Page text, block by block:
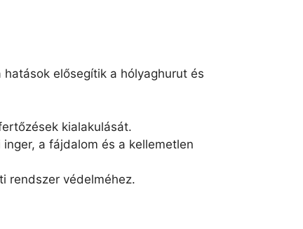
elősegítik a hólyaghurut és
kialakulását.
a fájdalom és a kellemetlen
rendszer védelméhez.